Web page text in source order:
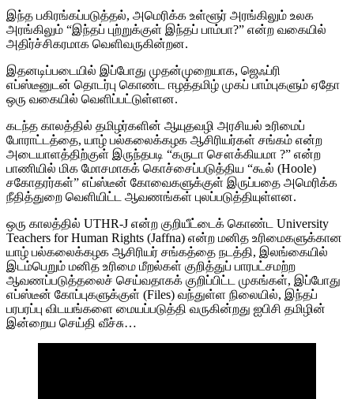
இந்த பகிரங்கப்படுத்தல், அமெரிக்க உள்ளூர் அரங்கிலும் உலக
அரங்கிலும் “இந்தப் புற்றுக்குள் இந்தப் பாம்பா?” என்ற வகையில்
அதிர்ச்சிகரமாக வெளிவருகின்றன.
இதனடிப்படையில் இப்போது முதன்முறையாக, ஜெஃப்ரி
எப்ஸ்டீனுடன் தொடர்பு கொண்ட ஈழத்தமிழ் முகப் பாம்புகளும் ஏதோ
ஒரு வகையில் வெளிப்பட்டுள்ளன.
கடந்த காலத்தில் தமிழர்களின் ஆயுதவழி அரசியல் உரிமைப்
போராட்டத்தை, யாழ் பல்கலைக்கழக ஆசிரியர்கள் சங்கம் என்ற
அடையாளத்திற்குள் இருந்தபடி “கருடா சௌக்கியமா ?” என்ற
பாணியில் மிக மோசமாகக் கொச்சைப்படுத்திய “கூல் (Hoole)
சகோதரர்கள்” எப்ஸ்டீன் கோவைகளுக்குள் இருப்பதை அமெரிக்க
நீதித்துறை வெளியிட்ட ஆவணங்கள் புலப்படுத்தியுள்ளன.
ஒரு காலத்தில் UTHR-J என்ற குறியீட்டைக் கொண்ட University
Teachers for Human Rights (Jaffna) என்ற மனித உரிமைகளுக்கான
யாழ் பல்கலைக்கழக ஆசிரியர் சங்கத்தை நடத்தி, இலங்கையில்
இடம்பெறும் மனித உரிமை மீறல்கள் குறித்துப் பாரபட்சமற்ற
ஆவணப்படுத்தலைச் செய்வதாகக் குறிப்பிட்ட முகங்கள், இப்போது
எப்ஸ்டீன் கோப்புகளுக்குள் (Files) வந்துள்ள நிலையில், இந்தப்
பரபரப்பு விடயங்களை மையப்படுத்தி வருகின்றது ஐபிசி தமிழின்
இன்றைய செய்தி வீச்சு…